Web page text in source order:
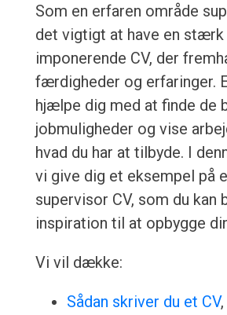
Som en erfaren område
det vigtigt at have en stærk
imponerende CV, der
færdigheder og erfaringer.
hjælpe dig med at finde de
jobmuligheder og vise
hvad du har at tilbyde. I
vi give dig et eksempel på
supervisor CV, som du kan
inspiration til at opbygge
Vi vil dække:
Sådan skriver du et CV